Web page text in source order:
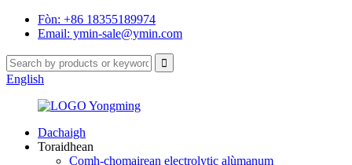
Fòn: +86 18355189974
Email: ymin-sale@ymin.com
English
Dachaigh
Toraidhean
Comh-chomairean electrolytic alùmanum